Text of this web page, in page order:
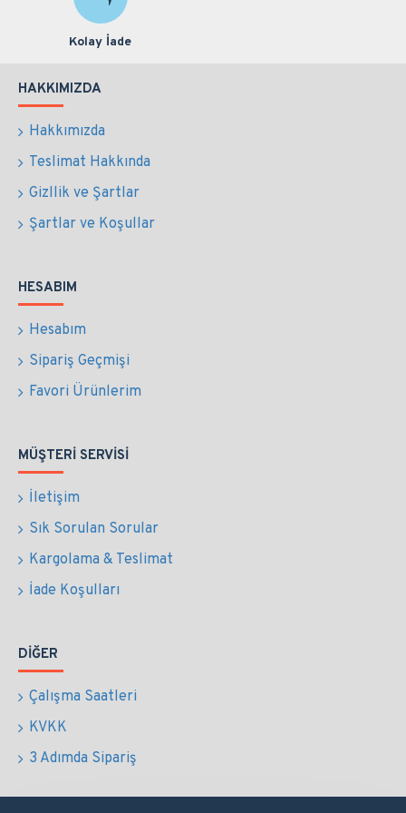
Kolay İade
HAKKIMIZDA
Hakkımızda
Teslimat Hakkında
Gizllik ve Şartlar
Şartlar ve Koşullar
HESABIM
Hesabım
Sipariş Geçmişi
Favori Ürünlerim
MÜŞTERI SERVISI
İletişim
Sık Sorulan Sorular
Kargolama & Teslimat
İade Koşulları
DIĞER
Çalışma Saatleri
KVKK
3 Adımda Sipariş